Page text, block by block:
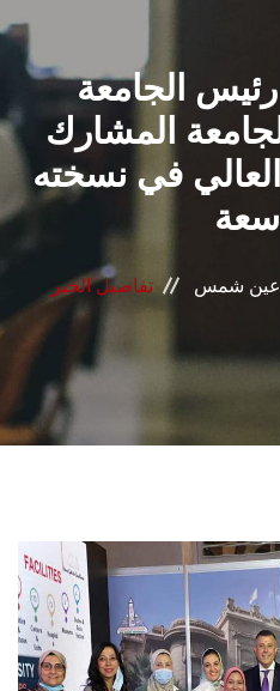
القطاعـات
الشئون الأكاديمية
البحث العلمي
الرعاية الصحية
المراكز والوحدات
الأنظمة الذكية
الإعلام
الطلاب
هيئة التدريس
الدراسات العليا
الجامعة
المشارك
في نسخته
عين شمس تفاصيل الخبر